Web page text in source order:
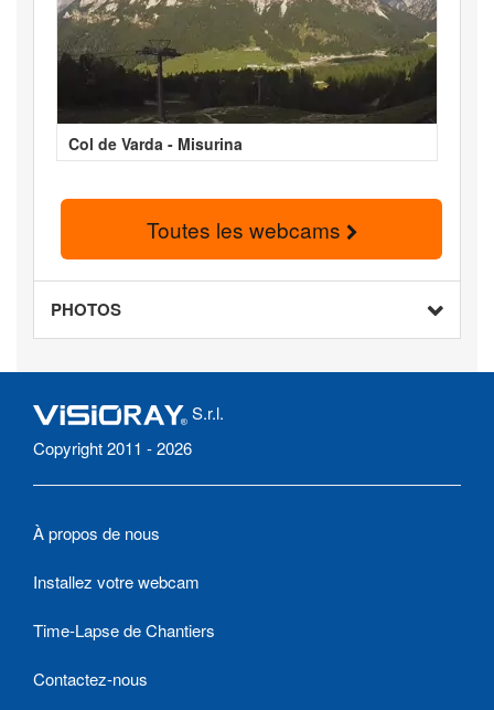
Col de Varda - Misurina
Toutes les webcams
PHOTOS
S.r.l.
Copyright 2011 - 2026
À propos de nous
Installez votre webcam
Time-Lapse de Chantiers
Contactez-nous